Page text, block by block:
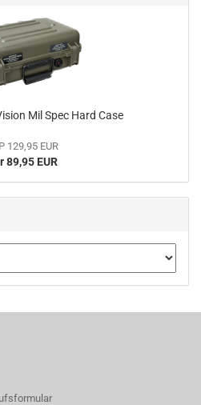
Mil Spec Hard Case
129,95 EUR
89,95 EUR